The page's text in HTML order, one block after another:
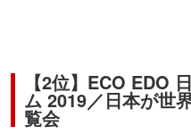
【2位】ECO EDO
ム 2019／日本が世
覧会